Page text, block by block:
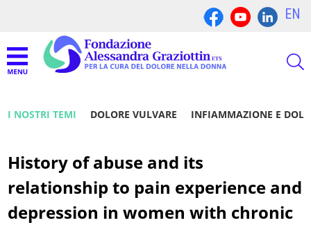
EN
I NOSTRI TEMI DOLORE VULVARE INFIAMMAZIONE E
History of abuse and its
relationship to pain experience and
depression in women with chronic